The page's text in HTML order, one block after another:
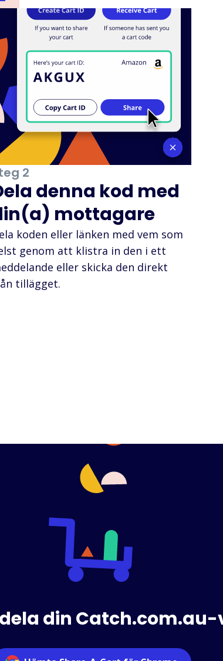
2
denna kod med
mottagare
koden eller länken med vem som
genom att klistra in den i ett
eller skicka den direkt
tillägget.
din